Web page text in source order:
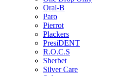
Oral-B
Paro
Pierrot
Plackers
PresiDENT
R.O.C.S
Sherbet
Silver Care